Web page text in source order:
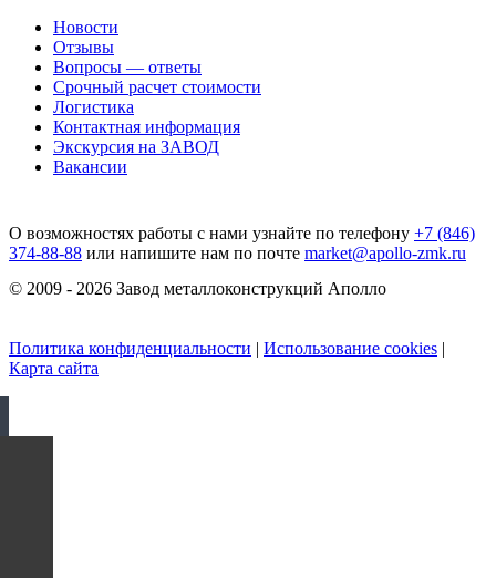
Новости
Отзывы
Вопросы — ответы
Срочный расчет стоимости
Логистика
Контактная информация
Экскурсия на ЗАВОД
Вакансии
О возможностях работы с нами узнайте по телефону +7 (846)
374-88-88 или напишите нам по почте market@apollo-zmk.ru
© 2009 - 2026 Завод металлоконструкций Аполло
Политика конфиденциальности | Использование cookies |
Карта сайта